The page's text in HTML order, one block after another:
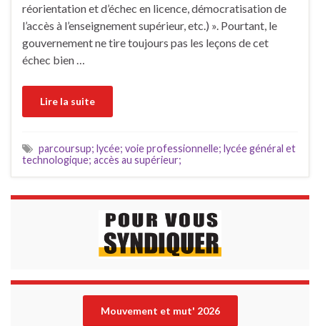
réorientation et d’échec en licence, démocratisation de
l’accès à l’enseignement supérieur, etc.) ». Pourtant, le
gouvernement ne tire toujours pas les leçons de cet
échec bien …
Lire la suite
parcoursup; lycée; voie professionnelle; lycée général et
technologique; accès au supérieur;
Mouvement et mut' 2026